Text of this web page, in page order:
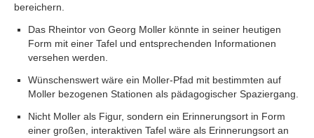
bereichern.
Das Rheintor von Georg Moller könnte in seiner heutigen
Form mit einer Tafel und entsprechenden Informationen
versehen werden.
Wünschenswert wäre ein Moller-Pfad mit bestimmten auf
Moller bezogenen Stationen als pädagogischer Spaziergang.
Nicht Moller als Figur, sondern ein Erinnerungsort in Form
einer großen, interaktiven Tafel wäre als Erinnerungsort an